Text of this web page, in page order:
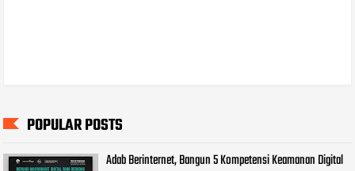
POPULAR POSTS
Adab Berinternet, Bangun 5 Kompetensi Keamanan Digital